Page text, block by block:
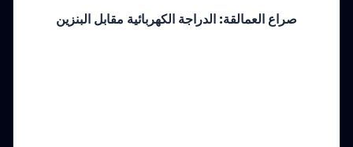
صراع العمالقة: الدراجة الكهربائية مقابل البنزين